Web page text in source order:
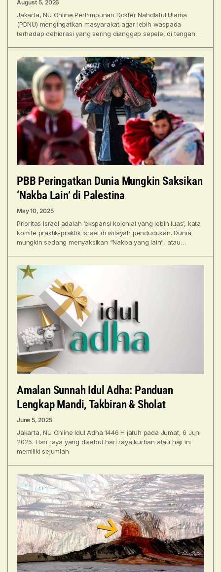
August 5, 2026
Jakarta, NU Online Perhimpunan Dokter Nahdlatul Ulama
(PDNU) mengingatkan masyarakat agar lebih waspada
terhadap dehidrasi yang sering dianggap sepele, di tengah
PBB Peringatkan Dunia Mungkin Saksikan
‘Nakba Lain’ di Palestina
May 10, 2025
Prioritas Israel adalah ‘ekspansi kolonial yang lebih luas’, kata
komite praktik-praktik Israel di wilayah pendudukan. Dunia
mungkin sedang menyaksikan “Nakba yang lain”, atau
Amalan Sunnah Idul Adha: Panduan
Lengkap Mandi, Takbiran & Sholat
June 5, 2025
Jakarta, NU Online Idul Adha 1446 H jatuh pada Jumat, 6 Juni
2025. Hari raya yang disebut hari raya kurban atau haji ini
memiliki sejumlah